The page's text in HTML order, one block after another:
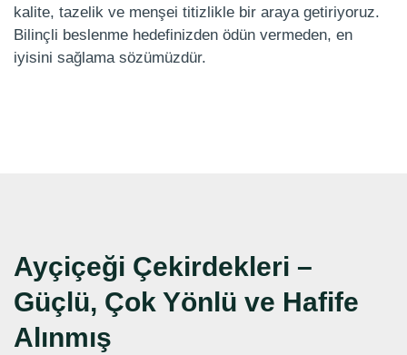
kalite, tazelik ve menşei titizlikle bir araya getiriyoruz.
Bilinçli beslenme hedefinizden ödün vermeden, en
iyisini sağlama sözümüzdür.
Ayçiçeği Çekirdekleri –
Güçlü, Çok Yönlü ve Hafife
Alınmış